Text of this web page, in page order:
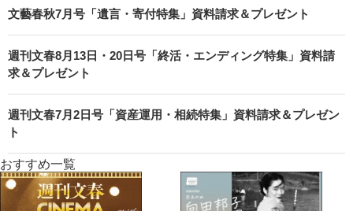
文藝春秋7月号「遺言・寄付特集」資料請求＆プレゼント
週刊文春8月13日・20日号「終活・エンディング特集」資料請
求＆プレゼント
週刊文春7月2日号「資産運用・相続特集」資料請求＆プレゼン
ト
おすすめ一覧